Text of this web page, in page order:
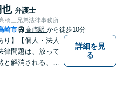
さい。【完全個
駐車場あり】
也 弁護士
橋三兄弟法律事務所
崎市 高崎駅 から徒歩10分
り】【個人・法人
律問題は、放って
と解消される、解
詳細を見
る